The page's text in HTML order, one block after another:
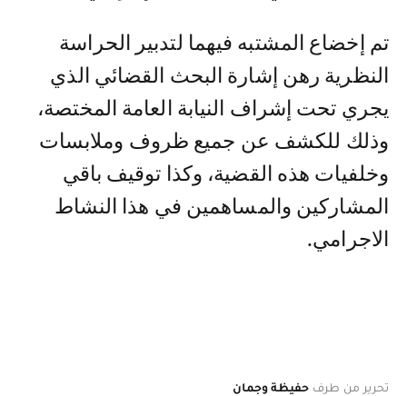
تم إخضاع المشتبه فيهما لتدبير الحراسة
النظرية رهن إشارة البحث القضائي الذي
يجري تحت إشراف النيابة العامة المختصة،
وذلك للكشف عن جميع ظروف وملابسات
وخلفيات هذه القضية، وكذا توقيف باقي
المشاركين والمساهمين في هذا النشاط
الاجرامي.
تحرير من طرف حفيظة وجمان